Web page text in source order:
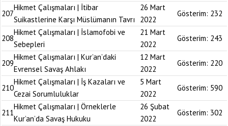
207
Hikmet Çalışmaları | İtibar
Suikastlerine Karşı Müslümanın Tavrı
26 Mart
2022
Gösterim: 232
208
Hikmet Çalışmaları | İslamofobi ve
Sebepleri
21 Mart
2022
Gösterim: 243
209
Hikmet Çalışmaları | Kur’an’daki
Evrensel Savaş Ahlakı
12 Mart
2022
Gösterim: 220
210
Hikmet Çalışmaları | İş Kazaları ve
Cezai Sorumluluklar
5 Mart
2022
Gösterim: 590
211
Hikmet Çalışmaları | Örneklerle
Kur’an’da Savaş Hukuku
26 Şubat
2022
Gösterim: 302